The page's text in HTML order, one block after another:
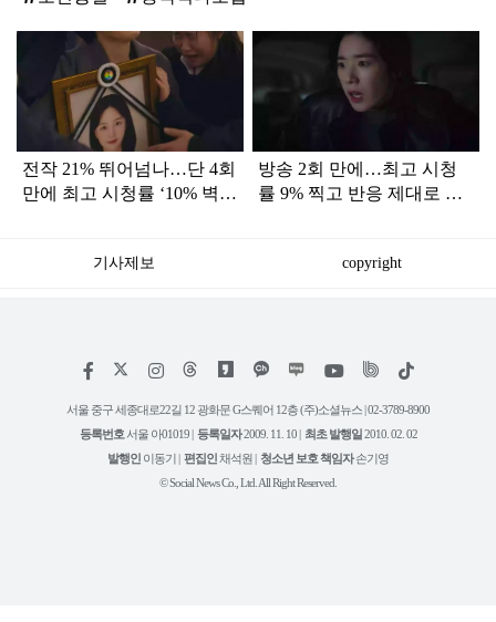
탑
인
전작 21% 뛰어넘나…단 4회
만에 최고 시청률 ‘10% 벽’
방송 2회 만에…최고 시청
률 9% 찍고 반응 제대로 터
기사제보 copyright
페
스
인
타
램
위
트
유
튜
틱
서울 중구 세종대로22길 12 광화문 G스퀘어 12층 (주)소셜뉴스 | 02-3789-8900
등록번호 서울 아01019 | 등록일자2009. 11. 10 | 최초 발행일2010. 02. 02
발행인 이동기 | 편집인채석원 | 청소년 보호 책임자손기영
© Social News Co., Ltd. All Right Reserved.